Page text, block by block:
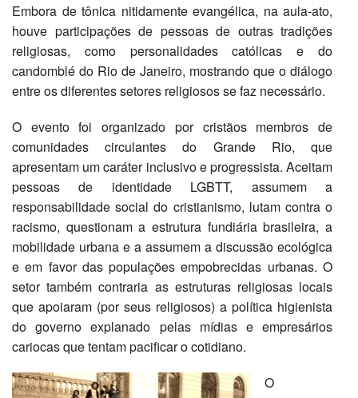
Embora de tônica nitidamente evangélica, na aula-ato,
houve participações de pessoas de outras tradições
religiosas, como personalidades católicas e do
candomblé do Rio de Janeiro, mostrando que o diálogo
entre os diferentes setores religiosos se faz necessário.
O evento foi organizado por cristãos membros de
comunidades circulantes do Grande Rio, que
apresentam um caráter inclusivo e progressista. Aceitam
pessoas de identidade LGBTT, assumem a
responsabilidade social do cristianismo, lutam contra o
racismo, questionam a estrutura fundiária brasileira, a
mobilidade urbana e a assumem a discussão ecológica
e em favor das populações empobrecidas urbanas. O
setor também contraria as estruturas religiosas locais
que apoiaram (por seus religiosos) a política higienista
do governo explanado pelas mídias e empresários
cariocas que tentam pacificar o cotidiano.
O